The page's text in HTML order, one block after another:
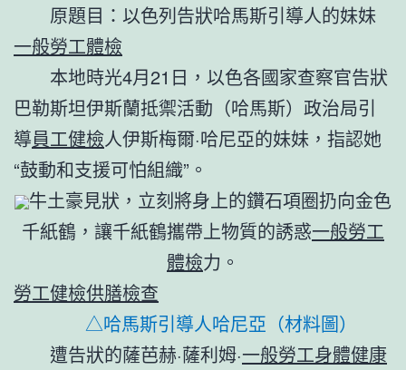
原題目：以色列告狀哈馬斯引導人的妹妹
一般勞工體檢
本地時光4月21日，以色各國家查察官告狀
巴勒斯坦伊斯蘭抵禦活動（哈馬斯）政治局引
導員工健檢人伊斯梅爾·哈尼亞的妹妹，指認她
“鼓動和支援可怕組織”。
牛土豪見狀，立刻將身上的鑽石項圈扔向金色
千紙鶴，讓千紙鶴攜帶上物質的誘惑一般勞工
體檢力。
勞工健檢供膳檢查
△哈馬斯引導人哈尼亞（材料圖）
遭告狀的薩芭赫·薩利姆·一般勞工身體健康